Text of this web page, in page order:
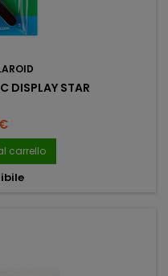
DISPLAY STAR
carrello